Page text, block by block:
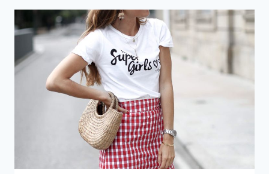
BECKHAM
QUE
NECESITO
TENER
ESTE
INVIERNO